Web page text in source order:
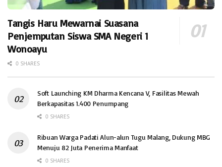
Tangis Haru Mewarnai Suasana
Penjemputan Siswa SMA Negeri 1
Wonoayu
0 SHARES
Soft Launching KM Dharma Kencana V, Fasilitas Mewah
Berkapasitas 1.400 Penumpang
0 SHARES
Ribuan Warga Padati Alun-alun Tugu Malang, Dukung MBG
Menuju 82 Juta Penerima Manfaat
0 SHARES